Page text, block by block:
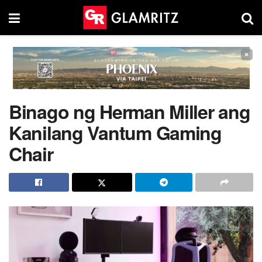
×
Binago ng Herman Miller ang
Kanilang Vantum Gaming
Chair